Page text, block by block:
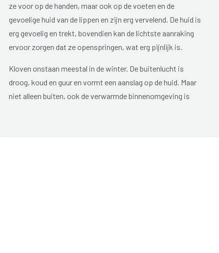
ze voor op de handen, maar ook op de voeten en de
gevoelige huid van de lippen en zijn erg vervelend. De huid is
erg gevoelig en trekt, bovendien kan de lichtste aanraking
ervoor zorgen dat ze openspringen, wat erg pijnlijk is.
Kloven onstaan meestal in de winter. De buitenlucht is
droog, koud en guur en vormt een aanslag op de huid. Maar
niet alleen buiten, ook de verwarmde binnenomgeving is